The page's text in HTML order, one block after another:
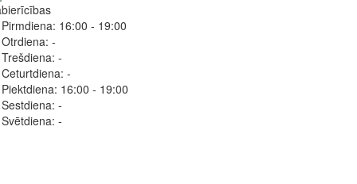
Pirmdiena: 16:00 - 19:00
Otrdiena: -
Trešdiena: -
Ceturtdiena: -
Piektdiena: 16:00 - 19:00
Sestdiena: -
Svētdiena: -